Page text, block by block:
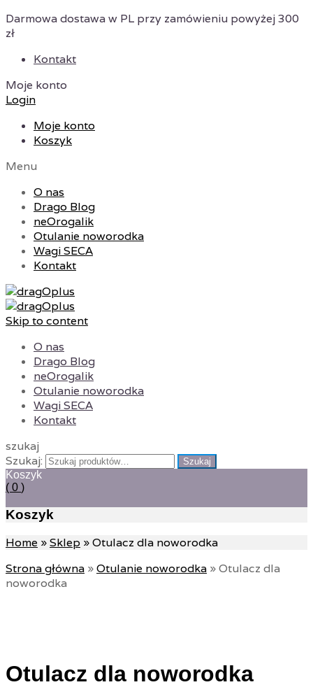
Darmowa dostawa w PL przy zamówieniu powyżej 300
zł
Kontakt
Moje konto
Login
Moje konto
Koszyk
Menu
O nas
Drago Blog
neOrogalik
Otulanie noworodka
Wagi SECA
Kontakt
Skip to content
O nas
Drago Blog
neOrogalik
Otulanie noworodka
Wagi SECA
Kontakt
szukaj
Szukaj:
Szukaj
Koszyk
( 0 )
Koszyk
Home »Sklep »Otulacz dla noworodka
Strona główna »Otulanie noworodka »Otulacz dla
noworodka
Otulacz dla noworodka